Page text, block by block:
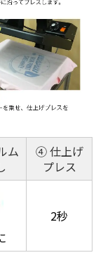
ム
④ 仕上げ
プレス
2秒